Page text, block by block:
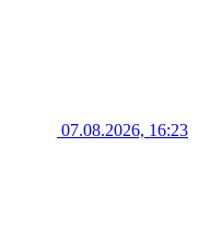
07.08.2026, 16:23